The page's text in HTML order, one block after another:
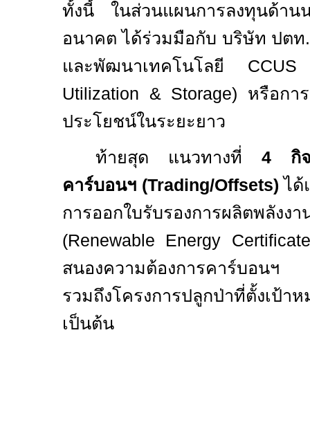
ทั้งนี้ ในส่วนแผนการลงทุนด้าน
อนาคต ได้ร่วมมือกับ บริษัท ปต
และพัฒนาเทคโนโลยี
Utilization & Storage) หรือกา
ประโยชน์ในระยะยาว
ท้ายสุด แนวทางที่ 4 กิจ
คาร์บอนฯ (Trading/Offsets) ได้
การออกใบรับรองการผลิตพลังง
(Renewable Energy
สนองความต้องการคาร์บอนฯ
รวมถึงโครงการปลูกป่าที่ตั้งเป้
เป็นต้น